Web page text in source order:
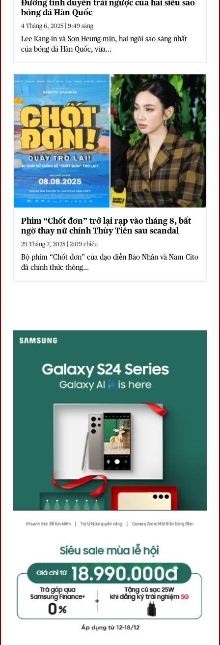
Đường tình duyên trái ngược của hai siêu sao
bóng đá Hàn Quốc
4 Tháng 6, 2025 | 9:49 sáng
Lee Kang-in và Son Heung-min, hai ngôi sao sáng nhất
của bóng đá Hàn Quốc, vừa...
Phim “Chốt đơn” trở lại rạp vào tháng 8, bất
ngờ thay nữ chính Thùy Tiên sau scandal
29 Tháng 7, 2025 | 2:09 chiều
Bộ phim “Chốt đơn” của đạo diễn Bảo Nhân và Nam Cito
đã chính thức thông...